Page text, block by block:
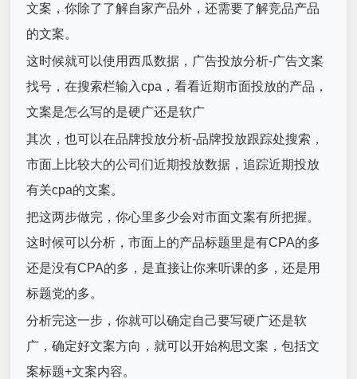
文案，你除了了解自家产品外，还需要了解竞品产品
的文案。
这时候就可以使用西瓜数据，广告投放分析-广告文案
找号，在搜索栏输入cpa，看看近期市面投放的产品，
文案是怎么写的是硬广还是软广
其次，也可以在品牌投放分析-品牌投放跟踪处搜索，
市面上比较大的公司们近期投放数据，追踪近期投放
有关cpa的文案。
把这两步做完，你心里多少会对市面文案有所把握。
这时候可以分析，市面上的产品标题里是有CPA的多
还是没有CPA的多，是直接让你来听课的多，还是用
标题党的多。
分析完这一步，你就可以确定自己要写硬广还是软
广，确定好文案方向，就可以开始构思文案，包括文
案标题+文案内容。